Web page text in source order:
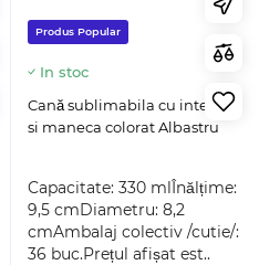
Produs Popular
In stoc
Cană sublimabila cu interior
si maneca colorat Albastru
Capacitate: 330 mlÎnălțime:
9,5 cmDiametru: 8,2
cmAmbalaj colectiv /cutie/:
36 buc.Prețul afișat est..